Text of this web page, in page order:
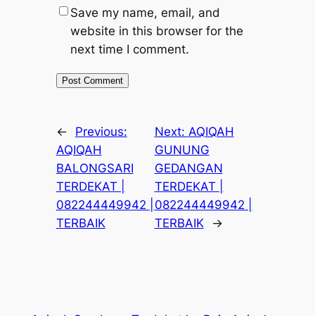
Save my name, email, and
website in this browser for the
next time I comment.
←
Previous:
AQIQAH
BALONGSARI
TERDEKAT |
082244449942 |
TERBAIK
Next: AQIQAH
GUNUNG
GEDANGAN
TERDEKAT |
082244449942 |
TERBAIK
→